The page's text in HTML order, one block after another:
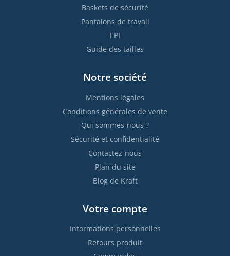
Baskets de sécurité
Pantalons de travail
EPI
Guide des tailles
Notre société
Mentions légales
Conditions générales de vente
Qui sommes-nous ?
Sécurité et confidentialité
Contactez-nous
Plan du site
Blog de Kraft
Votre compte
Informations personnelles
Retours produit